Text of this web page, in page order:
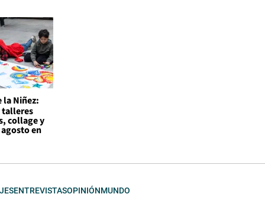
la Niñez:
collage y
en
ENTREVISTASOPINIÓNMUNDO